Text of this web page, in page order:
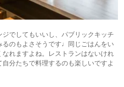
でしてもいいし、パブリックキッチ
るのもよさそうです♩同じごはんをい
れますよね。レストランはないけれ
分たちで料理するのも楽しいですよ